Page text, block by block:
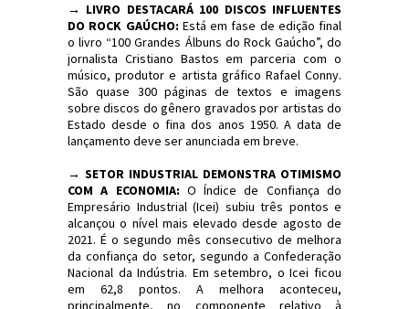
→ LIVRO DESTACARÁ 100 DISCOS INFLUENTES
DO ROCK GAÚCHO: Está em fase de edição final
o livro “100 Grandes Álbuns do Rock Gaúcho”, do
jornalista Cristiano Bastos em parceria com o
músico, produtor e artista gráfico Rafael Conny.
São quase 300 páginas de textos e imagens
sobre discos do gênero gravados por artistas do
Estado desde o fina dos anos 1950. A data de
lançamento deve ser anunciada em breve.
→ SETOR INDUSTRIAL DEMONSTRA OTIMISMO
COM A ECONOMIA: O Índice de Confiança do
Empresário Industrial (Icei) subiu três pontos e
alcançou o nível mais elevado desde agosto de
2021. É o segundo mês consecutivo de melhora
da confiança do setor, segundo a Confederação
Nacional da Indústria. Em setembro, o Icei ficou
em 62,8 pontos. A melhora aconteceu,
principalmente, no componente relativo à